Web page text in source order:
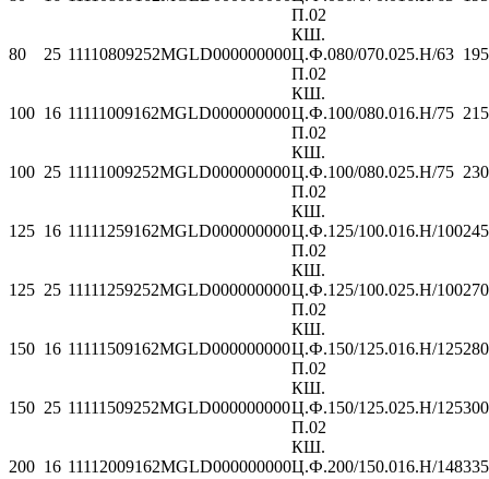
П.02
80 25 11110809252MGLD000000000
КШ.
Ц.Ф.080/070.025.Н/
П.02
63 195
100 16 11111009162MGLD000000000
КШ.
Ц.Ф.100/080.016.Н/
П.02
75 215
100 25 11111009252MGLD000000000
КШ.
Ц.Ф.100/080.025.Н/
П.02
75 230
125 16 11111259162MGLD000000000
КШ.
Ц.Ф.125/100.016.Н/
П.02
100245
125 25 11111259252MGLD000000000
КШ.
Ц.Ф.125/100.025.Н/
П.02
100270
150 16 11111509162MGLD000000000
КШ.
Ц.Ф.150/125.016.Н/
П.02
125280
150 25 11111509252MGLD000000000
КШ.
Ц.Ф.150/125.025.Н/
П.02
125300
200 16 11112009162MGLD000000000
КШ.
Ц.Ф.200/150.016.Н/148335